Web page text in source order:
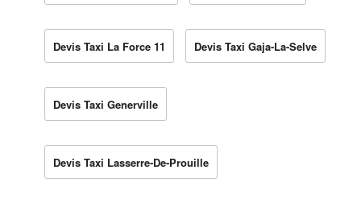
Devis Taxi La Force 11 Devis Taxi Gaja-La-Selve
Devis Taxi Generville
Devis Taxi Lasserre-De-Prouille